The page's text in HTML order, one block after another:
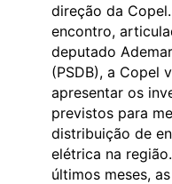
direção da
encontro,
deputado
(PSDB), a Copel
apresentar os
previstos para
distribuição de
elétrica na
últimos meses, as